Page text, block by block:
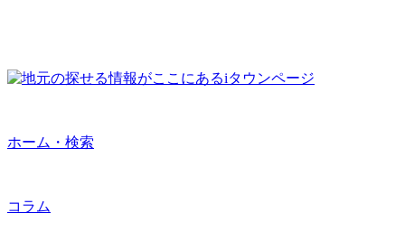
ホーム・検索
コラム